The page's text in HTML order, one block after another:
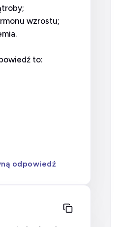
wzrostu;
to:
odpowiedź